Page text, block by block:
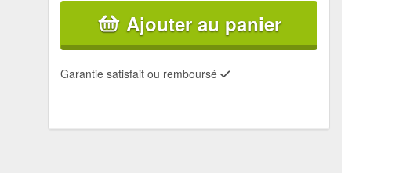
Ajouter au panier
Garantie satisfait ou remboursé